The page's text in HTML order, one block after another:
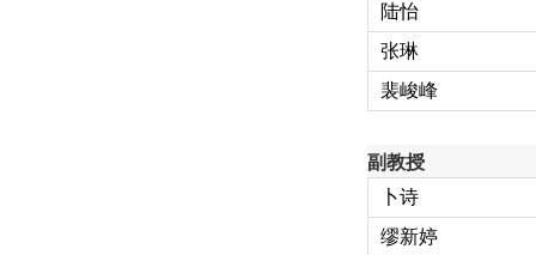
陆怡
张琳
裴峻峰
副教授
卜诗
缪新婷